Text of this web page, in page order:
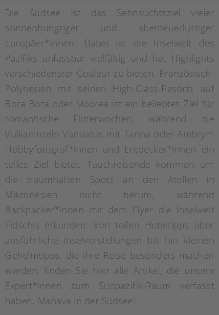
Die Südsee ist das Sehnsuchtsziel vieler
sonnenhungriger und abenteuerlustiger
Europäer*innen. Dabei ist die Inselwelt des
Pazifiks unfassbar vielfältig und hat Highlights
verschiedenster Couleur zu bieten. Französisch-
Polynesien mit seinen High-Class-Resorts auf
Bora Bora oder Moorea ist ein beliebtes Ziel für
romantische Flitterwochen, während die
Vulkaninseln Vanuatus mit Tanna oder Ambrym
Hobbyfotograf*innen und Entdecker*innen ein
tolles Ziel bietet. Tauchreisende kommen um
die traumhaften Spots an den Atollen in
Mikronesien nicht herum, während
Backpacker*innen mit dem Flyer die Inselwelt
Fidschis erkunden. Von tollen Hoteltipps über
ausführliche Inselvorstellungen bis hin kleinen
Geheimtipps, die ihre Reise besonders machen
werden, finden Sie hier alle Artikel, die unsere
Expert*innen zum Südpazifik-Raum verfasst
haben. Manava in der Südsee!